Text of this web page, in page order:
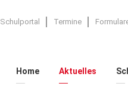
Schulportal Termine
Home Aktuelles